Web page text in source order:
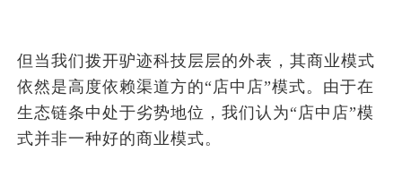
但当我们拨开驴迹科技层层的外表，其商业模式
依然是高度依赖渠道方的“店中店”模式。由于在
生态链条中处于劣势地位，我们认为“店中店”模
式并非一种好的商业模式。